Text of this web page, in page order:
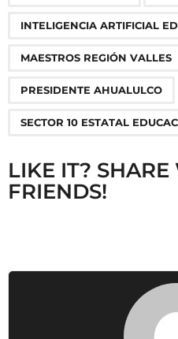
INTELIGENCIA ARTIFICIAL
MAESTROS REGIÓN VALLES
PRESIDENTE AHUALULCO
SECTOR 10 ESTATAL
LIKE IT?
FRIENDS!